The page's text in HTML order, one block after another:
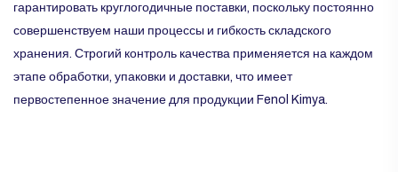
гарантировать круглогодичные поставки, поскольку постоянно
совершенствуем наши процессы и гибкость складского
хранения. Строгий контроль качества применяется на каждом
этапе обработки, упаковки и доставки, что имеет
первостепенное значение для продукции Fenol Kimya.